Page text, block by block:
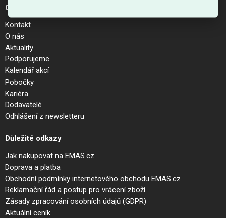
O společnosti
Kontakt
O nás
Aktuality
Podporujeme
Kalendář akcí
Pobočky
Kariéra
Dodavatelé
Odhlášení z newsletteru
Důležité odkazy
Jak nakupovat na EMAS.cz
Doprava a platba
Obchodní podmínky internetového obchodu EMAS.cz
Reklamační řád a postup pro vrácení zboží
Zásady zpracování osobních údajů (GDPR)
Aktuální ceník